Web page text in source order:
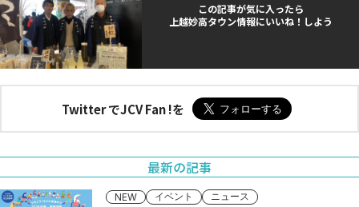
この記事が気に入ったら
上越妙高タウン情報にいいね！しよう
Twitter でJCV Fan !を
最新の記事
NEW イベント ニュース